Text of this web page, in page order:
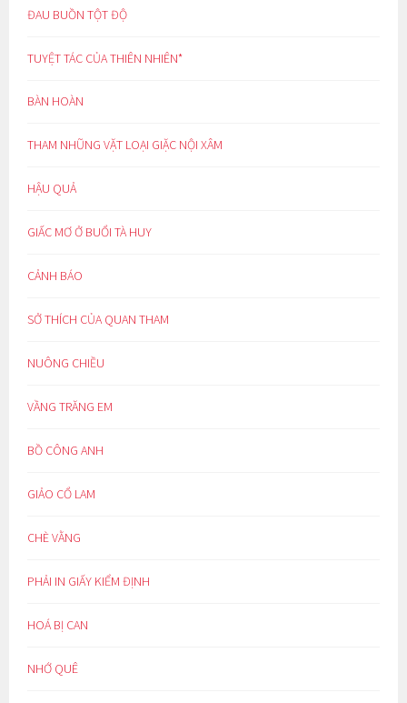
ĐAU BUỒN TỘT ĐỘ
TUYỆT TÁC CỦA THIÊN NHIÊN*
BÀN HOÀN
THAM NHŨNG VẶT LOẠI GIẶC NỘI XÂM
HẬU QUẢ
GIẤC MƠ Ở BUỔI TÀ HUY
CẢNH BÁO
SỞ THÍCH CỦA QUAN THAM
NUÔNG CHIỀU
VẦNG TRĂNG EM
BỒ CÔNG ANH
GIẢO CỔ LAM
CHÈ VẰNG
PHẢI IN GIẤY KIỂM ĐỊNH
HOÁ BỊ CAN
NHỚ QUÊ